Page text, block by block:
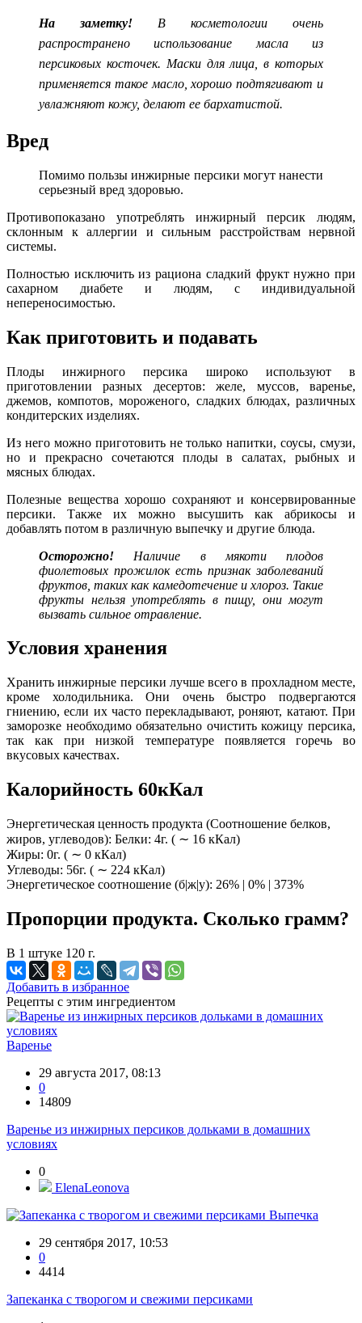
На заметку! В косметологии очень
распространено использование масла из
персиковых косточек. Маски для лица, в которых
применяется такое масло, хорошо подтягивают и
увлажняют кожу, делают ее бархатистой.
Вред
Помимо пользы инжирные персики могут нанести
серьезный вред здоровью.
Противопоказано употреблять инжирный персик людям,
склонным к аллергии и сильным расстройствам нервной
системы.
Полностью исключить из рациона сладкий фрукт нужно при
сахарном диабете и людям, с индивидуальной
непереносимостью.
Как приготовить и подавать
Плоды инжирного персика широко используют в
приготовлении разных десертов: желе, муссов, варенье,
джемов, компотов, мороженого, сладких блюдах, различных
кондитерских изделиях.
Из него можно приготовить не только напитки, соусы, смузи,
но и прекрасно сочетаются плоды в салатах, рыбных и
мясных блюдах.
Полезные вещества хорошо сохраняют и консервированные
персики. Также их можно высушить как абрикосы и
добавлять потом в различную выпечку и другие блюда.
Осторожно! Наличие в мякоти плодов
фиолетовых прожилок есть признак заболеваний
фруктов, таких как камедотечение и хлороз. Такие
фрукты нельзя употреблять в пищу, они могут
вызвать сильное отравление.
Условия хранения
Хранить инжирные персики лучше всего в прохладном месте,
кроме холодильника. Они очень быстро подвергаются
гниению, если их часто перекладывают, роняют, катают. При
заморозке необходимо обязательно очистить кожицу персика,
так как при низкой температуре появляется горечь во
вкусовых качествах.
Калорийность 60кКал
Энергетическая ценность продукта (Соотношение белков,
жиров, углеводов): Белки: 4г. ( ∼ 16 кКал)
Жиры: 0г. ( ∼ 0 кКал)
Углеводы: 56г. ( ∼ 224 кКал)
Энергетическое соотношение (б|ж|у): 26% | 0% | 373%
Пропорции продукта. Сколько грамм?
В 1 штуке 120 г.
Добавить в избранное
Рецепты с этим ингредиентом
Варенье
29 августа 2017, 08:13
0
14809
Варенье из инжирных персиков дольками в домашних
условиях
0
ElenaLeonova
Выпечка
29 сентября 2017, 10:53
0
4414
Запеканка с творогом и свежими персиками